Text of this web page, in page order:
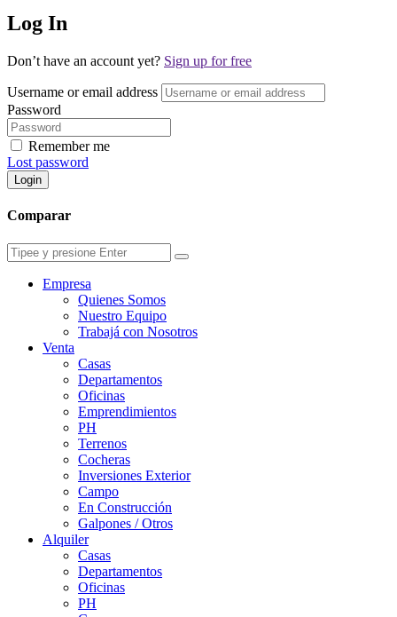
Log In
Don’t have an account yet? Sign up for free
Username or email address
Password
Remember me
Lost password
Login
Comparar
Empresa
Quienes Somos
Nuestro Equipo
Trabajá con Nosotros
Venta
Casas
Departamentos
Oficinas
Emprendimientos
PH
Terrenos
Cocheras
Inversiones Exterior
Campo
En Construcción
Galpones / Otros
Alquiler
Casas
Departamentos
Oficinas
PH